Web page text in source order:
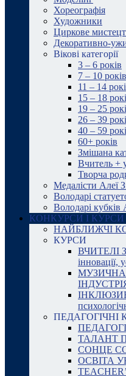
Хореографія
Художники
Циркове
Декоративно-
Вікові категорії
3 – 6 років
7 – 10 років
11 – 14
15 – 18
19 – 25
26 – 39
40 – 59
60+ років
Змішана
Вчитель +
Творча
Медалісти Алеї
Володарі
Володарі кубків
КОНКУРСИ І КУРСИ
НАЙБЛИЖЧІ
КУРСИ
ВЧИТЕЛІ
інновації,
МУЗИЧНА
ПЕДАГОГІЧНІ
ТАЛАНТ
СОНЦЕ
ОСВІТА